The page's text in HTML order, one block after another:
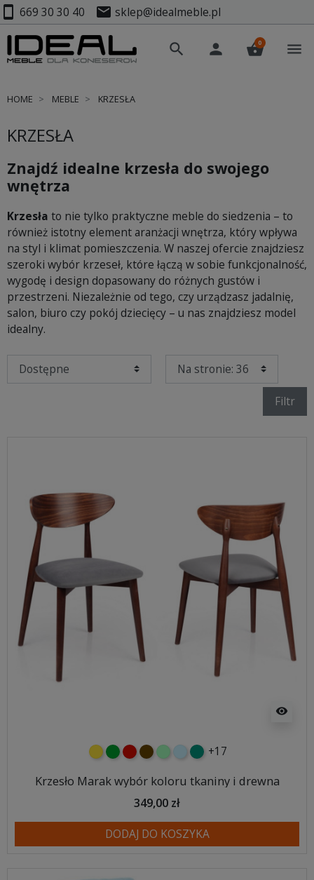
smartphone 669 30 30 40 mail sklep@idealmeble.pl
search person shopping_basket
0 menu
HOME MEBLE KRZESŁA
KRZESŁA
Znajdź idealne krzesła do swojego
wnętrza
Krzesła to nie tylko praktyczne meble do siedzenia – to
również istotny element aranżacji wnętrza, który wpływa
na styl i klimat pomieszczenia. W naszej ofercie znajdziesz
szeroki wybór krzeseł, które łączą w sobie funkcjonalność,
wygodę i design dopasowany do różnych gustów i
przestrzeni. Niezależnie od tego, czy urządzasz jadalnię,
salon, biuro czy pokój dziecięcy – u nas znajdziesz model
idealny.
Filtr
visibility
żółtyzielonyczerwony
czekoladowy
miętowybłękitny
turkusowy
+17
Krzesło Marak wybór koloru tkaniny i drewna
349,00 zł
DODAJ DO KOSZYKA